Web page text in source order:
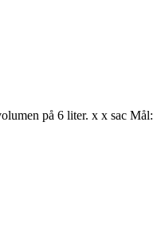
på 6 liter. x x sac